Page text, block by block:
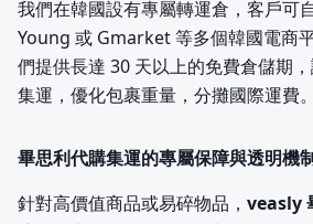
我們在韓國設有專屬轉運倉，客戶可
Young 或 Gmarket 等多個韓國電商
們提供長達 30 天以上的免費倉儲期
集運，優化包裹重量，分攤國際運費。
畢思利代購集運的專屬保障與透明機
針對高價值商品或易碎物品， veasly